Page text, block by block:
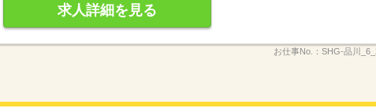
求人詳細を見る
お仕事No.： SHG-品川